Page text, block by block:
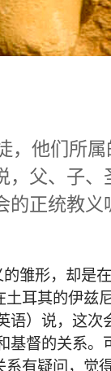
，他们所
，父、子、
的正统教义
雏形，却是
耳其的伊兹
语）说，这次
督的关系。
有疑问，觉